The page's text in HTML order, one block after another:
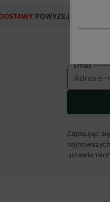
data
POWYŻEJ 500 ZŁ
Email
Zapisując